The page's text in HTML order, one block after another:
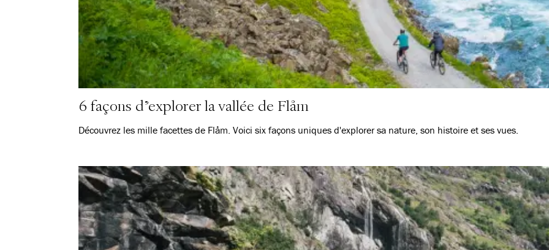
6 façons d'explorer la vallée de Flåm
Découvrez les mille facettes de Flåm. Voici six façons uniques d'explorer sa nature, son histoire et ses vues.